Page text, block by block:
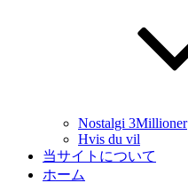
Nostalgi 3Millioner
Hvis du vil
当サイトについて
ホーム